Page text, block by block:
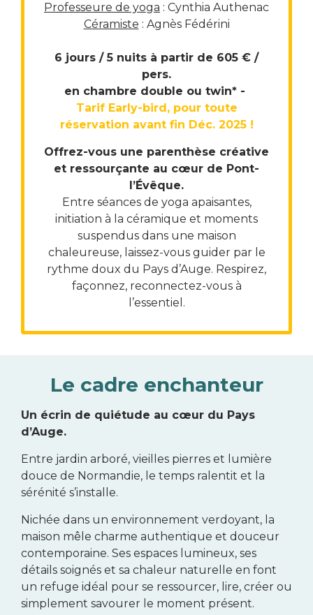
Professeure de yoga : Cynthia Authenac
Céramiste : Agnès Fédérini
6 jours / 5 nuits à partir de 605 € /
pers.
en chambre double ou twin* -
Tarif Early-bird, pour toute
réservation avant fin Déc. 2025 !
Offrez-vous une parenthèse créative
et ressourçante au cœur de Pont-
l’Évêque.
Entre séances de yoga apaisantes,
initiation à la céramique et moments
suspendus dans une maison
chaleureuse, laissez-vous guider par le
rythme doux du Pays d’Auge. Respirez,
façonnez, reconnectez-vous à
l’essentiel.
Le cadre enchanteur
Un écrin de quiétude au cœur du Pays
d’Auge.
Entre jardin arboré, vieilles pierres et lumière
douce de Normandie, le temps ralentit et la
sérénité s’installe.
Nichée dans un environnement verdoyant, la
maison mêle charme authentique et douceur
contemporaine. Ses espaces lumineux, ses
détails soignés et sa chaleur naturelle en font
un refuge idéal pour se ressourcer, lire, créer ou
simplement savourer le moment présent.